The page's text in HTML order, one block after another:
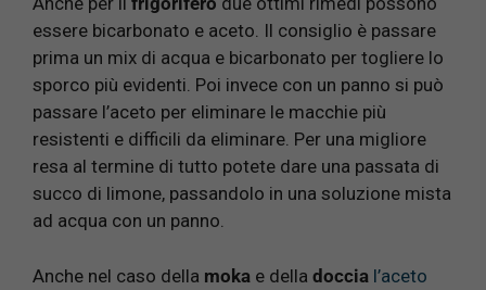
essere bicarbonato e aceto. Il consiglio è passare
prima un mix di acqua e bicarbonato per togliere lo
sporco più evidenti. Poi invece con un panno si può
passare l’aceto per eliminare le macchie più
resistenti e difficili da eliminare. Per una migliore
resa al termine di tutto potete dare una passata di
succo di limone, passandolo in una soluzione mista
ad acqua con un panno.
Anche nel caso della moka e della doccia l’aceto